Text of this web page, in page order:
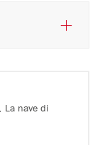
La nave di